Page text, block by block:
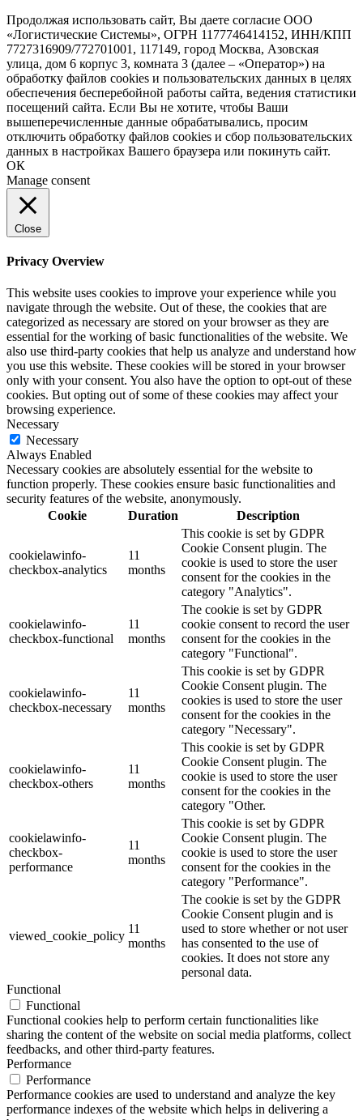
Продолжая использовать сайт, Вы даете согласие ООО
«Логистические Системы», ОГРН 1177746414152, ИНН/КПП
7727316909/772701001, 117149, город Москва, Азовская
улица, дом 6 корпус 3, комната 3 (далее – «Оператор») на
обработку файлов cookies и пользовательских данных в целях
обеспечения бесперебойной работы сайта, ведения статистики
посещений сайта. Если Вы не хотите, чтобы Ваши
вышеперечисленные данные обрабатывались, просим
отключить обработку файлов cookies и сбор пользовательских
данных в настройках Вашего браузера или покинуть сайт.
ОК
Manage consent
Close
Privacy Overview
This website uses cookies to improve your experience while you
navigate through the website. Out of these, the cookies that are
categorized as necessary are stored on your browser as they are
essential for the working of basic functionalities of the website. We
also use third-party cookies that help us analyze and understand how
you use this website. These cookies will be stored in your browser
only with your consent. You also have the option to opt-out of these
cookies. But opting out of some of these cookies may affect your
browsing experience.
Necessary
Necessary
Always Enabled
Necessary cookies are absolutely essential for the website to
function properly. These cookies ensure basic functionalities and
security features of the website, anonymously.
Cookie
Duration Description
cookielawinfo-
checkbox-analytics
11
months
This cookie is set by GDPR
Cookie Consent plugin. The
cookie is used to store the user
consent for the cookies in the
category "Analytics".
cookielawinfo-
checkbox-functional
11
months
The cookie is set by GDPR
cookie consent to record the user
consent for the cookies in the
category "Functional".
cookielawinfo-
checkbox-necessary
11
months
This cookie is set by GDPR
Cookie Consent plugin. The
cookies is used to store the user
consent for the cookies in the
category "Necessary".
cookielawinfo-
checkbox-others
11
months
This cookie is set by GDPR
Cookie Consent plugin. The
cookie is used to store the user
consent for the cookies in the
category "Other.
cookielawinfo-
checkbox-
performance
11
months
This cookie is set by GDPR
Cookie Consent plugin. The
cookie is used to store the user
consent for the cookies in the
category "Performance".
viewed_cookie_policy
11
months
The cookie is set by the GDPR
Cookie Consent plugin and is
used to store whether or not user
has consented to the use of
cookies. It does not store any
personal data.
Functional
Functional
Functional cookies help to perform certain functionalities like
sharing the content of the website on social media platforms, collect
feedbacks, and other third-party features.
Performance
Performance
Performance cookies are used to understand and analyze the key
performance indexes of the website which helps in delivering a